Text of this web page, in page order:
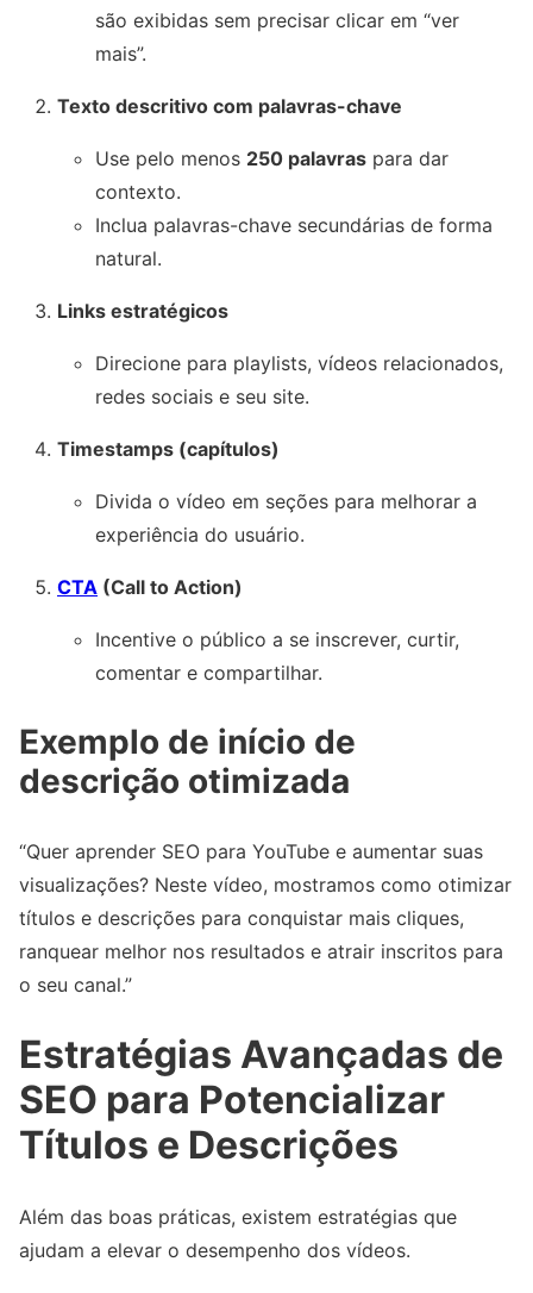
são exibidas sem precisar clicar em “ver
mais”.
Texto descritivo com palavras-chave
Use pelo menos 250 palavras para dar
contexto.
Inclua palavras-chave secundárias de forma
natural.
Links estratégicos
Direcione para playlists, vídeos relacionados,
redes sociais e seu site.
Timestamps (capítulos)
Divida o vídeo em seções para melhorar a
experiência do usuário.
CTA (Call to Action)
Incentive o público a se inscrever, curtir,
comentar e compartilhar.
Exemplo de início de
descrição otimizada
“Quer aprender SEO para YouTube e aumentar suas
visualizações? Neste vídeo, mostramos como otimizar
títulos e descrições para conquistar mais cliques,
ranquear melhor nos resultados e atrair inscritos para
o seu canal.”
Estratégias Avançadas de
SEO para Potencializar
Títulos e Descrições
Além das boas práticas, existem estratégias que
ajudam a elevar o desempenho dos vídeos.